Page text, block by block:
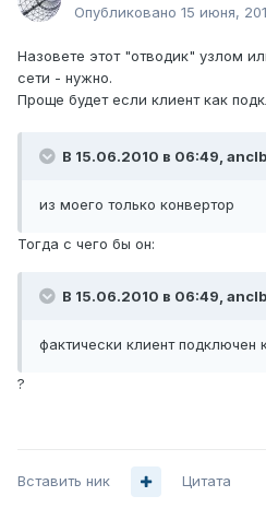
Опубликовано 15 июня,
Назовете этот "отводик" узлом
сети - нужно.
Проще будет если клиент как
В 15.06.2010 в 06:49,
из моего только конвертор
Тогда с чего бы он:
В 15.06.2010 в 06:49,
фактически клиент подключен
?
Вставить ник Цитата